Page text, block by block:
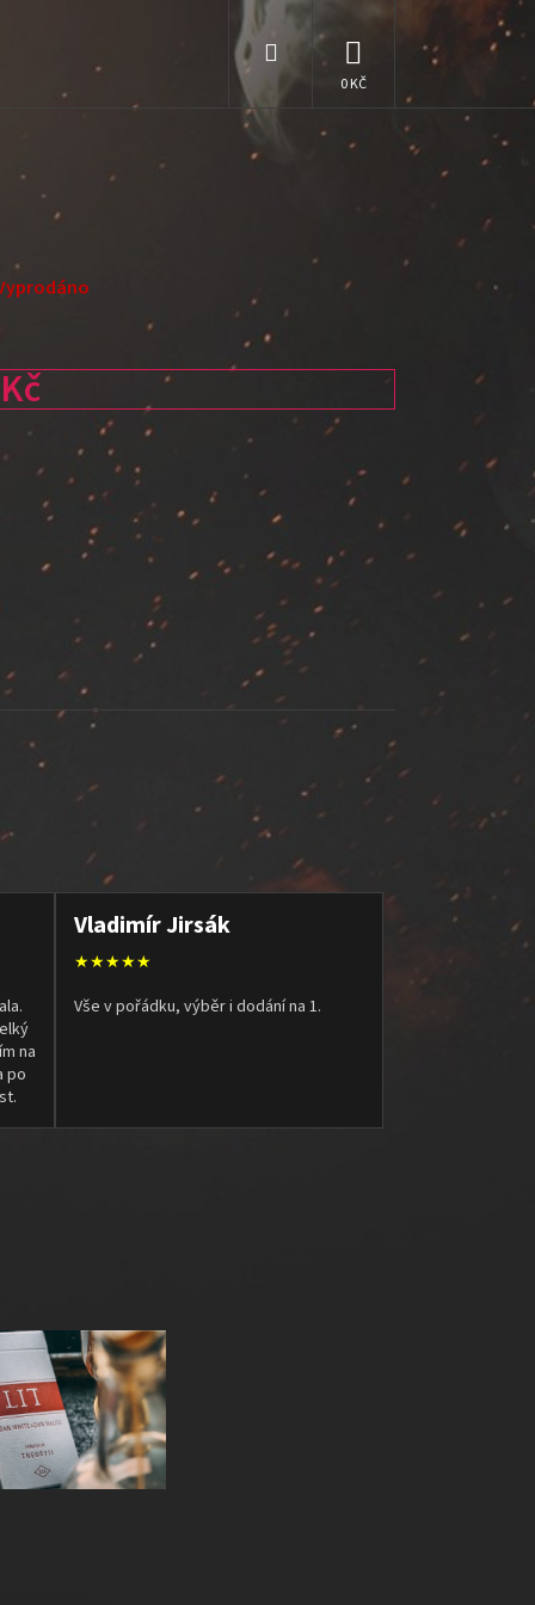
Hledat
NÁKUPNÍ
KOŠÍK
na
po
Vladimír Jirsák
★★★★★
Vše v pořádku, výběr i dodání na 1.